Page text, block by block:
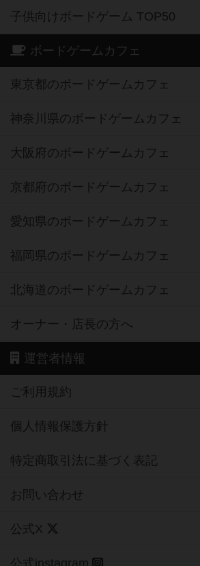
子供向けボードゲーム TOP50
ボードゲームカフェ
東京都のボードゲームカフェ
神奈川県のボードゲームカフェ
大阪府のボードゲームカフェ
京都府のボードゲームカフェ
愛知県のボードゲームカフェ
福岡県のボードゲームカフェ
北海道のボードゲームカフェ
オーナー・店長の方へ
運営者情報
ご利用規約
個人情報保護方針
特定商取引法に基づく表記
お問い合わせ
公式X